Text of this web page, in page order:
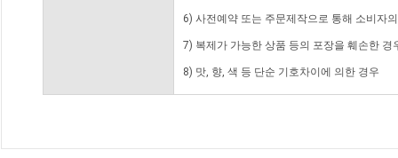
6) 사전예약 또는 주문제작으로 통해 소비자
7) 복제가 가능한 상품 등의 포장을 훼손한 경
8) 맛, 향, 색 등 단순 기호차이에 의한 경우